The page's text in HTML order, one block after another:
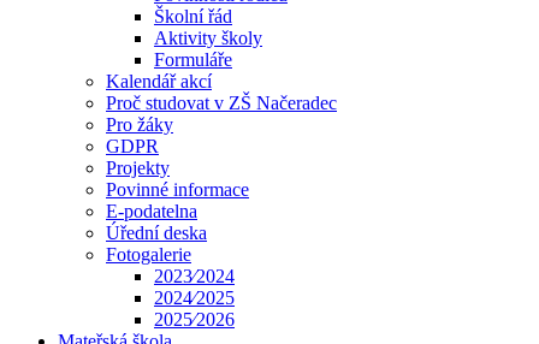
Školní řád
Aktivity školy
Formuláře
Kalendář akcí
Proč studovat v ZŠ Načeradec
Pro žáky
GDPR
Projekty
Povinné informace
E-podatelna
Úřední deska
Fotogalerie
2023⁄2024
2024⁄2025
2025⁄2026